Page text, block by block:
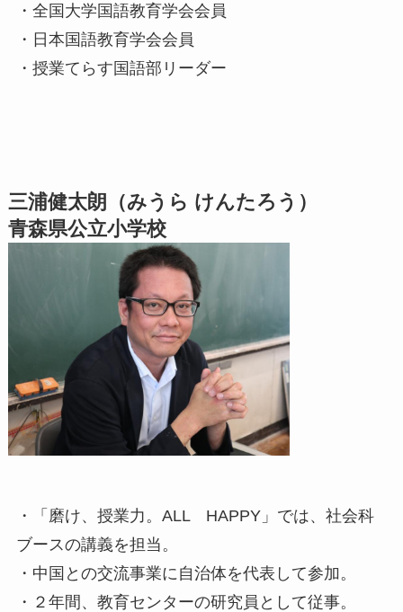
・全国大学国語教育学会会員
・日本国語教育学会会員
・授業てらす国語部リーダー
三浦健太朗（みうら けんたろう）
青森県公立小学校
・「磨け、授業力。ALL HAPPY」では、社会科
ブースの講義を担当。
・中国との交流事業に自治体を代表して参加。
・２年間、教育センターの研究員として従事。